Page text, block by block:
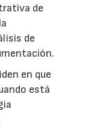
de
de
en que
está